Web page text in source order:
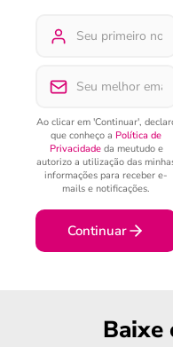
Ao clicar em 'Continuar',
que conheço a Política de
Privacidadeda meutudo e
autorizo a utilização das
informações para receber e-
mails e notificações.
Continuar
Baixe